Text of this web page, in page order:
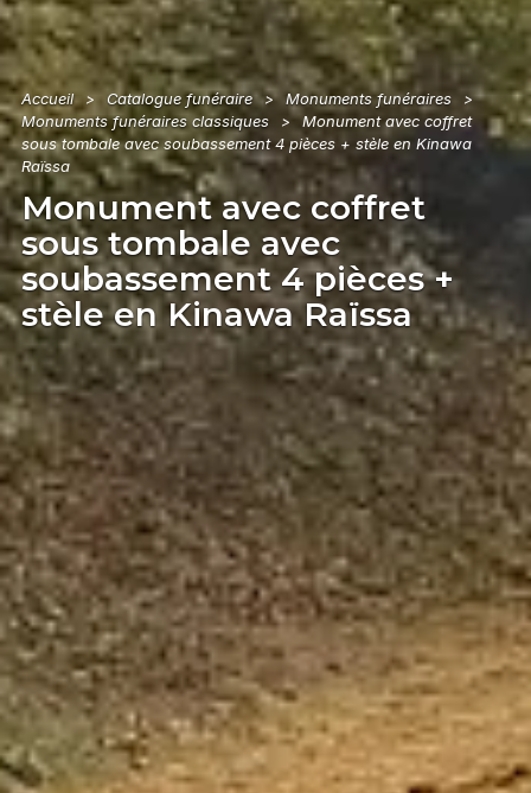
Accueil > Catalogue funéraire > Monuments funéraires >
Monuments funéraires classiques >
Monument avec coffret
sous tombale avec soubassement 4 pièces + stèle en Kinawa
Raïssa
Monument avec coffret
sous tombale avec
soubassement 4 pièces +
stèle en Kinawa Raïssa